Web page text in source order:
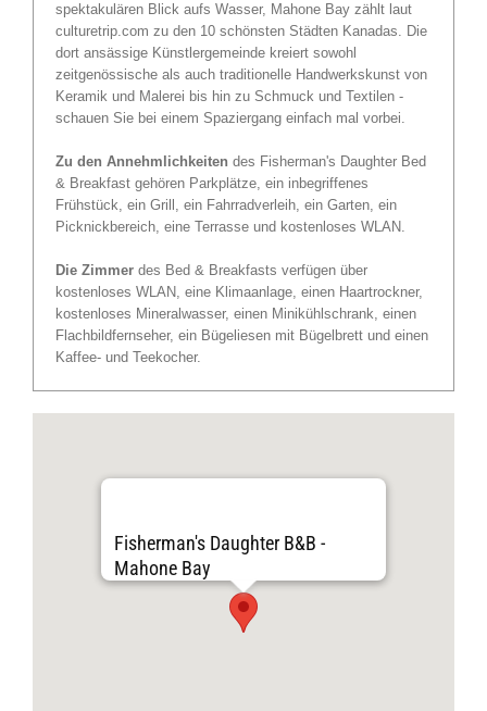
spektakulären Blick aufs Wasser, Mahone Bay zählt laut
culturetrip.com zu den 10 schönsten Städten Kanadas. Die
dort ansässige Künstlergemeinde kreiert sowohl
zeitgenössische als auch traditionelle Handwerkskunst von
Keramik und Malerei bis hin zu Schmuck und Textilen -
schauen Sie bei einem Spaziergang einfach mal vorbei.
Zu den Annehmlichkeiten des Fisherman's Daughter Bed
& Breakfast gehören Parkplätze, ein inbegriffenes
Frühstück, ein Grill, ein Fahrradverleih, ein Garten, ein
Picknickbereich, eine Terrasse und kostenloses WLAN.
Die Zimmer des Bed & Breakfasts verfügen über
kostenloses WLAN, eine Klimaanlage, einen Haartrockner,
kostenloses Mineralwasser, einen Minikühlschrank, einen
Flachbildfernseher, ein Bügeliesen mit Bügelbrett und einen
Kaffee- und Teekocher.
Fisherman's Daughter B&B -
Mahone Bay